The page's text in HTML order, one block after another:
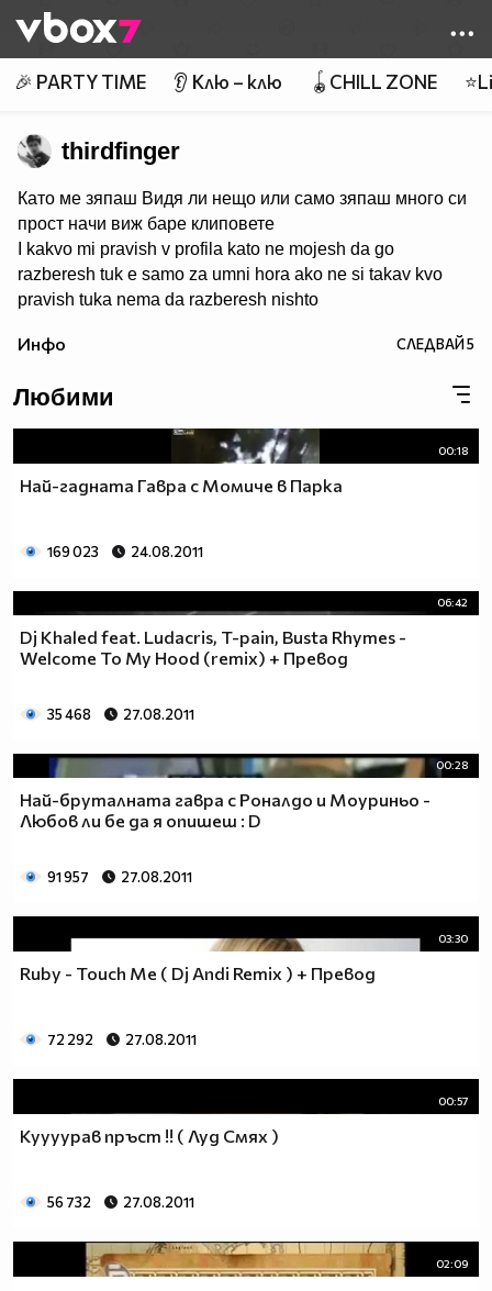
👾
🎉 PARTY TIME 👂 Клю – клю 🪀CHILL ZONE
thirdfinger
Като ме зяпаш Видя ли нещо или само зяпаш много си
прост начи виж баре клиповете
I kakvo mi pravish v profila kato ne mojesh da go
razberesh tuk e samo za umni hora ako ne si takav kvo
pravish tuka nema da razberesh nishto
Инфо СЛЕДВАЙ5
Любими
00:18
Най-гадната Гавра с Момиче в Парка
169 023 24.08.2011
06:42
Dj Khaled feat. Ludacris, T-pain, Busta Rhymes -
Welcome To My Hood (remix) + Превод
35 468 27.08.2011
00:28
Най-бруталната гавра с Роналдо и Моуриньо -
Любов ли бе да я опишеш : D
91 957 27.08.2011
03:30
Ruby - Touch Me ( Dj Andi Remix ) + Превод
72 292 27.08.2011
00:57
Куууурав пръст !! ( Луд Смях )
56 732 27.08.2011
02:09